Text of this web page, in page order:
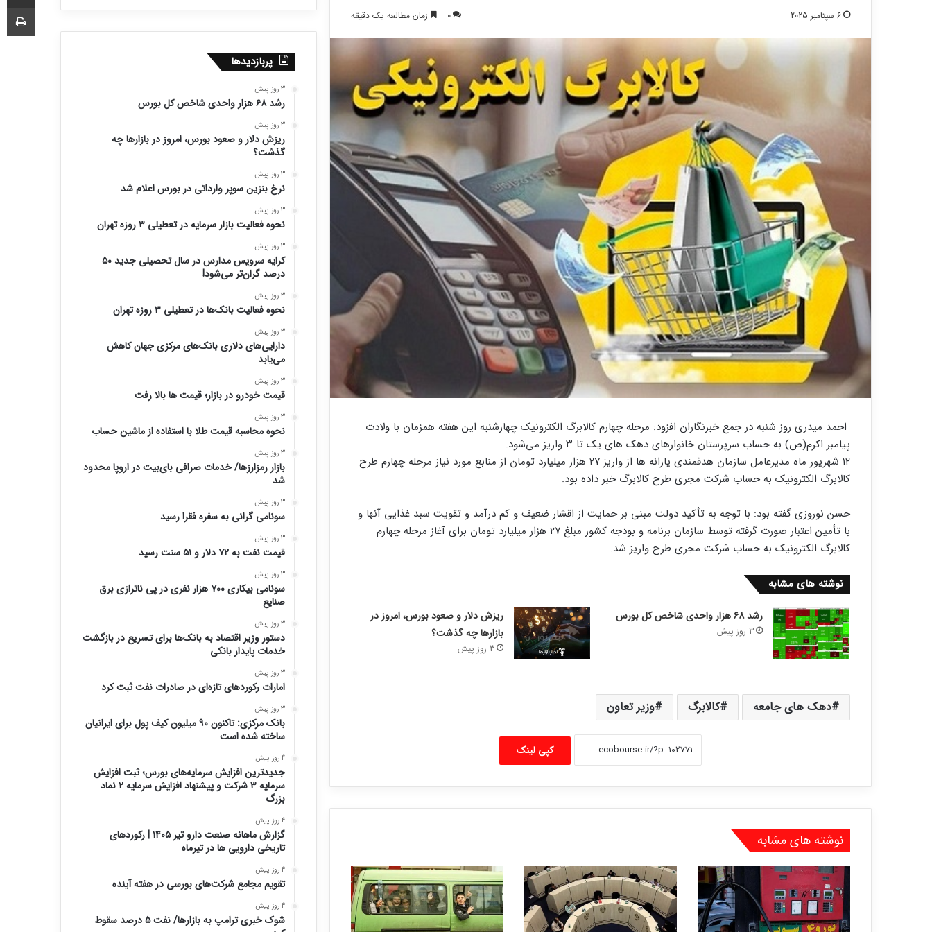
6 سپتامبر 2025 0 زمان مطالعه یک دقیقه
احمد میدری روز شنبه در جمع خبرنگاران افزود: مرحله چهارم کالابرگ الکترونیک چهارشنبه این هفته همزمان با ولادت
پیامبر اکرم(ص) به حساب سرپرستان خانوارهای دهک های یک تا ۳ واریز می‌شود.
۱۲ شهریور ماه مدیرعامل سازمان هدفمندی یارانه ها از واریز ۲۷ هزار میلیارد تومان از منابع مورد نیاز مرحله چهارم طرح
کالابرگ الکترونیک به حساب شرکت مجری طرح کالابرگ خبر داده بود.
حسن نوروزی گفته بود: با توجه به تأکید دولت مبنی بر حمایت از اقشار ضعیف و کم درآمد و تقویت سبد غذایی آنها و
با تأمین اعتبار صورت گرفته توسط سازمان برنامه و بودجه کشور مبلغ ۲۷ هزار میلیارد تومان برای آغاز مرحله چهارم
کالابرگ الکترونیک به حساب شرکت مجری طرح واریز شد.
نوشته های مشابه
رشد ۶۸ هزار واحدی شاخص کل بورس
3 روز پیش
ریزش دلار و صعود بورس، امروز در
بازارها چه گذشت؟
3 روز پیش
دهک های جامعه کالابرگ وزیر تعاون
کپی لینک
نوشته های مشابه
پربازدیدها
3 روز پیش
رشد ۶۸ هزار واحدی شاخص کل بورس
3 روز پیش
ریزش دلار و صعود بورس، امروز در بازارها چه
گذشت؟
3 روز پیش
نرخ بنزین سوپر وارداتی در بورس اعلام شد
3 روز پیش
نحوه فعالیت بازار سرمایه در تعطیلی ۳ روزه تهران
3 روز پیش
کرایه سرویس مدارس در سال تحصیلی جدید ۵۰
درصد گران‌تر می‌شود!
3 روز پیش
نحوه فعالیت بانک‌ها در تعطیلی ۳ روزه تهران
3 روز پیش
دارایی‌های دلاری بانک‌های مرکزی جهان کاهش
می‌یابد
3 روز پیش
قیمت خودرو در بازار؛ قیمت ها بالا رفت
3 روز پیش
نحوه محاسبه قیمت طلا با استفاده از ماشین حساب
3 روز پیش
بازار رمزارزها/ خدمات صرافی بای‌بیت در اروپا محدود
شد
3 روز پیش
سونامی گرانی به سفره فقرا رسید
3 روز پیش
قیمت نفت به ۷۲ دلار و ۵۱ سنت رسید
3 روز پیش
سونامی بیکاری ۷۰۰ هزار نفری در پی ناترازی برق
صنایع
3 روز پیش
دستور وزیر اقتصاد به بانک‌ها برای تسریع در بازگشت
خدمات پایدار بانکی
3 روز پیش
امارات رکورد‌های تازه‌ای در صادرات نفت ثبت کرد
3 روز پیش
بانک مرکزی: تاکنون ۹۰ میلیون کیف پول برای ایرانیان
ساخته شده است
4 روز پیش
جدیدترین افزایش سرمایه‌های بورس؛ ثبت افزایش
سرمایه ۳ شرکت و پیشنهاد افزایش سرمایه ۲ نماد
بزرگ
4 روز پیش
گزارش ماهانه صنعت دارو تیر ۱۴۰۵ | رکوردهای
تاریخی دارویی ها در تیرماه
4 روز پیش
تقویم مجامع شرکت‌های بورسی در هفته آینده
4 روز پیش
شوک خبری ترامپ به بازارها/ نفت ۵ درصد سقوط